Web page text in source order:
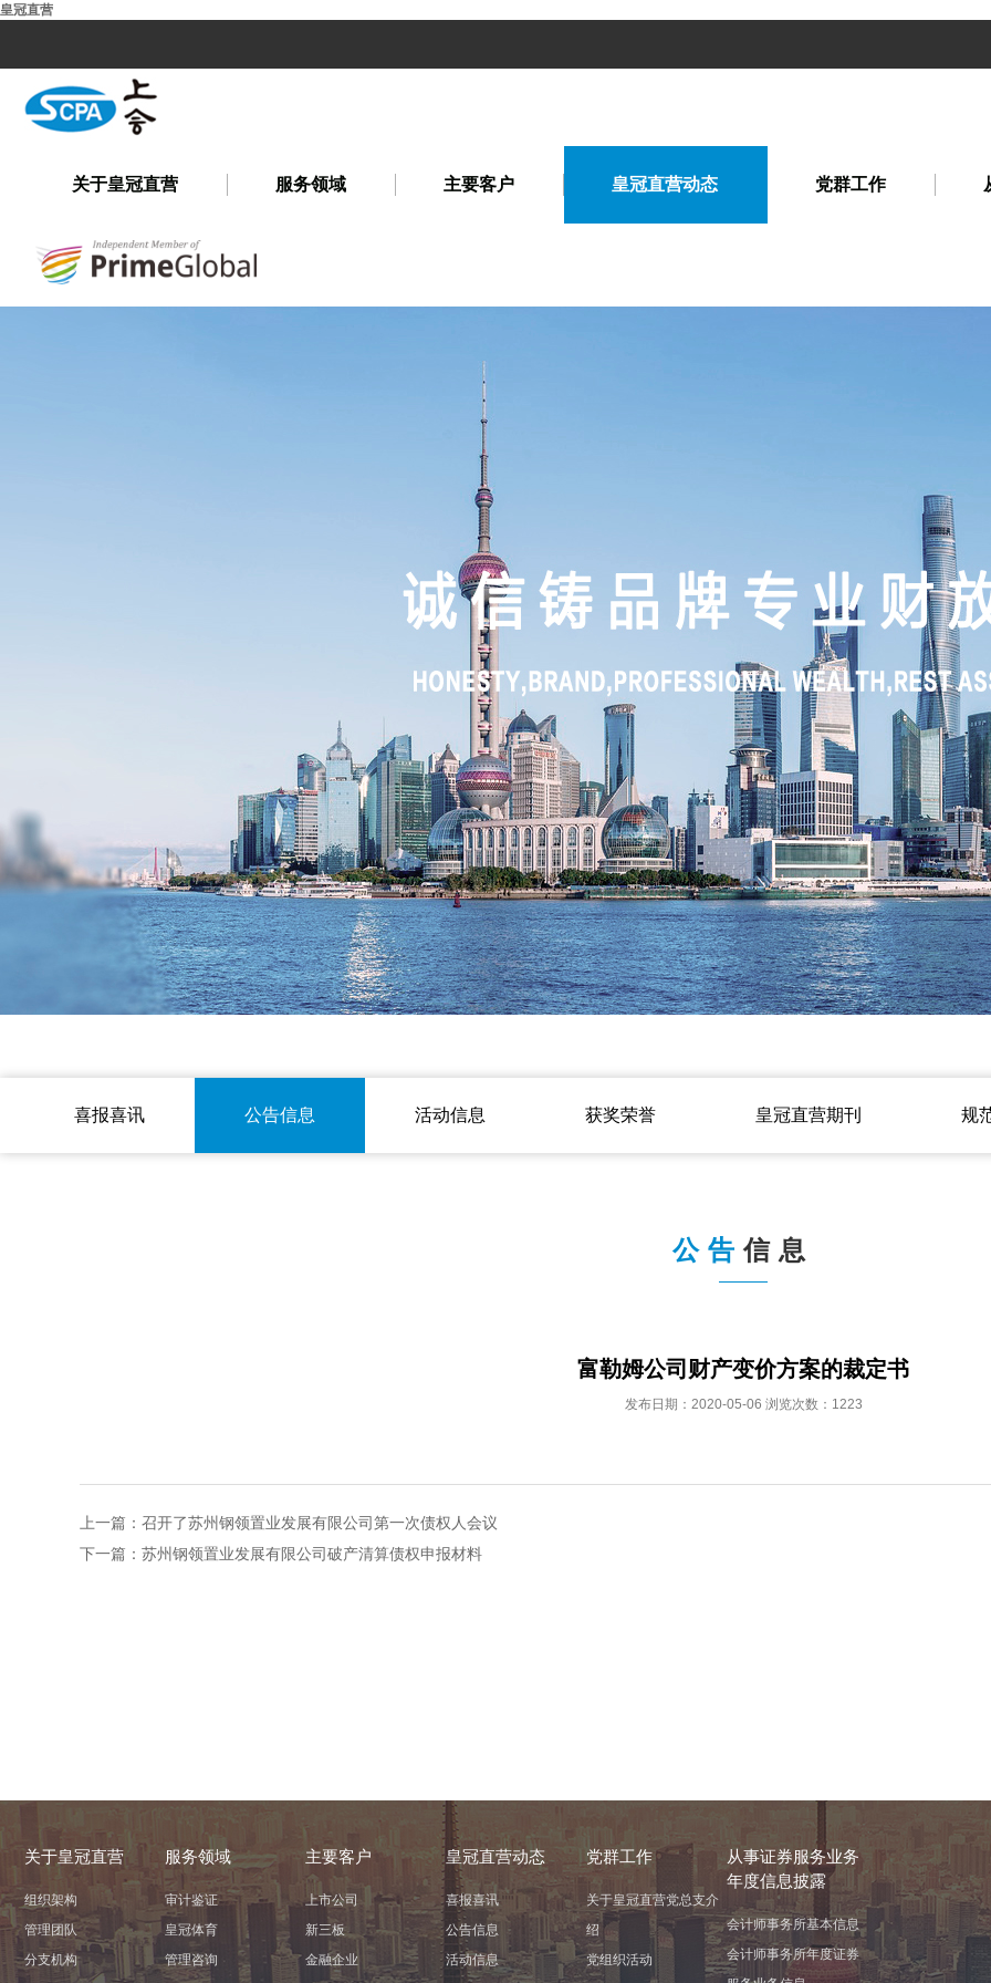
皇冠直营
关于皇冠直营 服务领域 主要客户 皇冠直营动态 党群工作
喜报喜讯 公告信息 活动信息 获奖荣誉 皇冠直营期刊 规
公告信息
富勒姆公司财产变价方案的裁定书
发布日期：2020-05-06 浏览次数：1223
上一篇： 召开了苏州钢领置业发展有限公司第一次债权人会议
下一篇： 苏州钢领置业发展有限公司破产清算债权申报材料
关于皇冠直营
组织架构
管理团队
分支机构
服务领域
审计鉴证
皇冠体育
管理咨询
主要客户
上市公司
新三板
金融企业
皇冠直营动态
喜报喜讯
公告信息
活动信息
党群工作
关于皇冠直营党总支介
绍
党组织活动
从事证券服务业务
年度信息披露
会计师事务所基本信息
会计师事务所年度证券